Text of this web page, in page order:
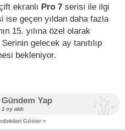
ekranlı Pro 7 serisi ile ilgi
ise geçen yıldan daha fazla
15. yılına özel olarak
gelecek ay tanıtılıp
bekleniyor.
Yap
1 oy aldı
Göster >